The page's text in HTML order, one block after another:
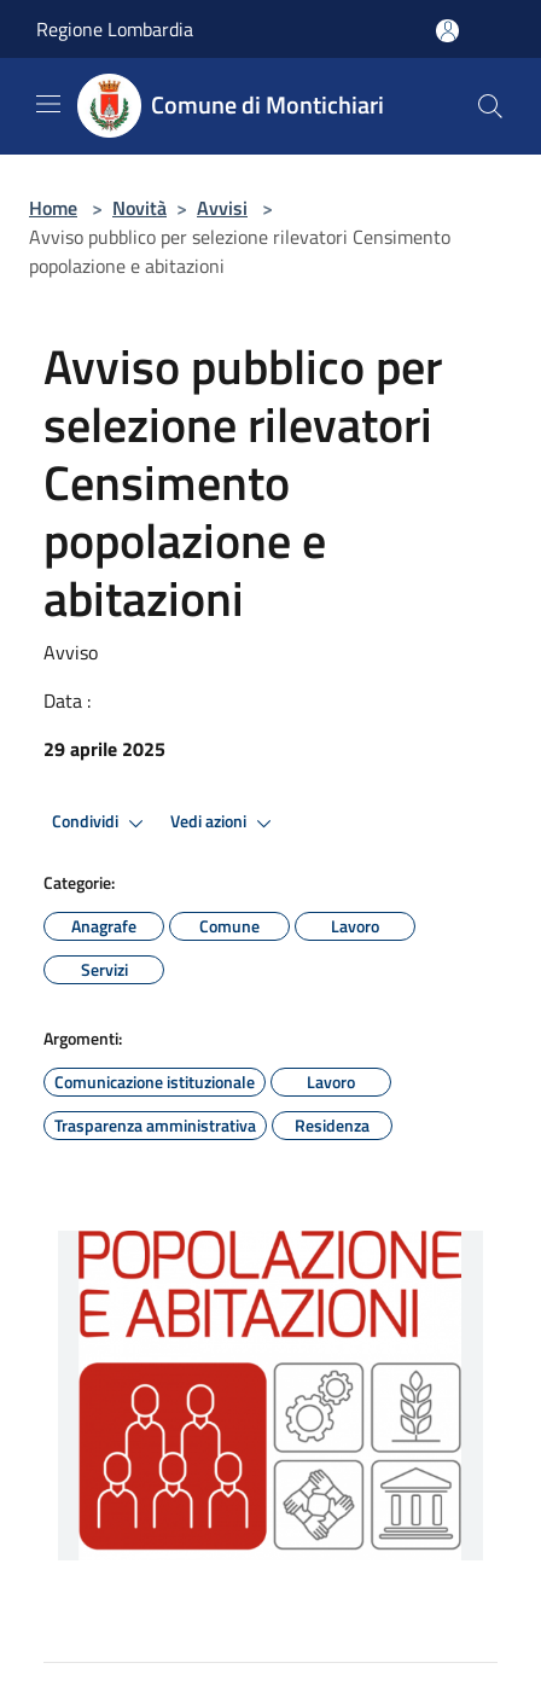
Regione Lombardia
Comune di Montichiari
Home > Novità > Avvisi >
Avviso pubblico per selezione rilevatori Censimento
popolazione e abitazioni
Avviso pubblico per
selezione rilevatori
Censimento
popolazione e
abitazioni
Avviso
Data :
29 aprile 2025
Condividi Vedi azioni
Categorie:
Anagrafe
Comune
Lavoro
Servizi
Argomenti:
Comunicazione istituzionale
Lavoro
Trasparenza amministrativa
Residenza